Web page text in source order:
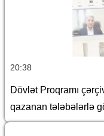
20:38
Dövlət Proqramı
qazanan tələbələrlə